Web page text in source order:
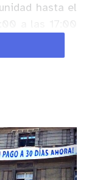
hasta el
destacados
Omar
de Pullally, el
de tren, entre